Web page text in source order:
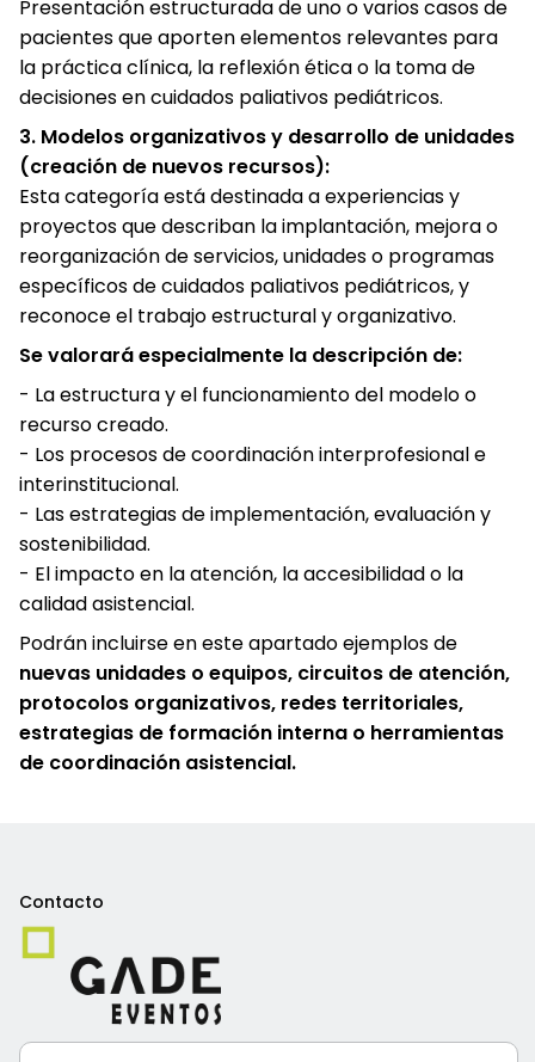
Presentación estructurada de uno o varios casos de
pacientes que aporten elementos relevantes para
la práctica clínica, la reflexión ética o la toma de
decisiones en cuidados paliativos pediátricos.
3. Modelos organizativos y desarrollo de unidades
(creación de nuevos recursos):
Esta categoría está destinada a experiencias y
proyectos que describan la implantación, mejora o
reorganización de servicios, unidades o programas
específicos de cuidados paliativos pediátricos, y
reconoce el trabajo estructural y organizativo.
Se valorará especialmente la descripción de:
- La estructura y el funcionamiento del modelo o
recurso creado.
- Los procesos de coordinación interprofesional e
interinstitucional.
- Las estrategias de implementación, evaluación y
sostenibilidad.
- El impacto en la atención, la accesibilidad o la
calidad asistencial.
Podrán incluirse en este apartado ejemplos de
nuevas unidades o equipos, circuitos de atención,
protocolos organizativos, redes territoriales,
estrategias de formación interna o herramientas
de coordinación asistencial.
Contacto